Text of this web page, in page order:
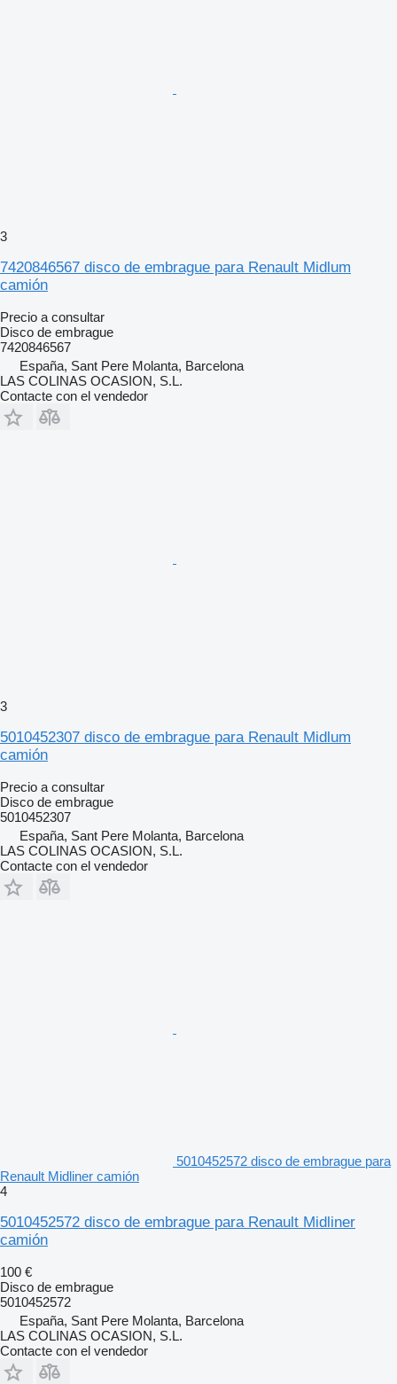
3
7420846567 disco de embrague para Renault Midlum
camión
Precio a consultar
Disco de embrague
7420846567
España, Sant Pere Molanta, Barcelona
LAS COLINAS OCASION, S.L.
Contacte con el vendedor
3
5010452307 disco de embrague para Renault Midlum
camión
Precio a consultar
Disco de embrague
5010452307
España, Sant Pere Molanta, Barcelona
LAS COLINAS OCASION, S.L.
Contacte con el vendedor
5010452572 disco de embrague para
Renault Midliner camión
4
5010452572 disco de embrague para Renault Midliner
camión
100 €
Disco de embrague
5010452572
España, Sant Pere Molanta, Barcelona
LAS COLINAS OCASION, S.L.
Contacte con el vendedor